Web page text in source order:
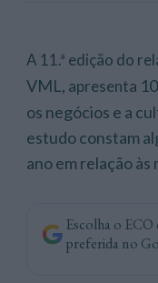
A 11.ª edição do
VML, apresenta
os negócios e a
estudo constam
ano em relação às
Escolha o
preferida no